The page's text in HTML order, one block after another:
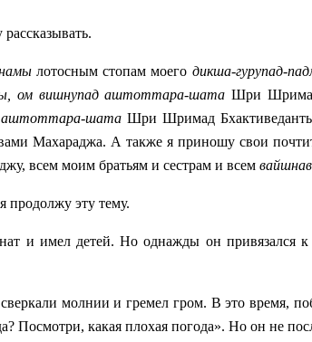
лотосным стопам моего дикша-гурупад-
ом вишнупад аштоттара-шата Шри
аштоттара-шата Шри Шримад
Махараджа. А также я приношу свои
всем моим братьям и сестрам и всем
продолжу эту тему.
и имел детей. Но однажды он
молнии и гремел гром. В это время,
Посмотри, какая плохая погода». Но он не